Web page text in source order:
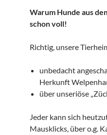
Warum Hunde aus
schon voll!
Richtig, unsere
unbedacht
Herkunft
über unseriöse
Jeder kann sich
Mausklicks, über o.g.